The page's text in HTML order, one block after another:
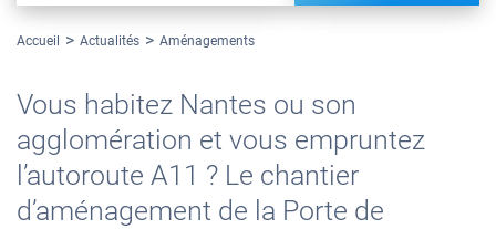
Accueil Actualités Aménagements
Vous habitez Nantes ou son
agglomération et vous empruntez
l’autoroute A11 ? Le chantier
d’aménagement de la Porte de